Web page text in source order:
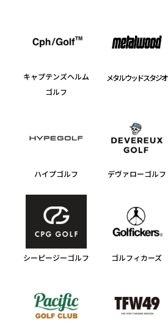
キャプテンズヘルム
ゴルフ
メタルウッドスタジオ
ハイプゴルフ デヴァローゴルフ
シーピージーゴルフ ゴルフィカーズ